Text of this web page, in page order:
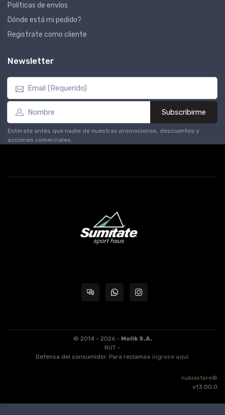
Políticas de envíos
Dónde está mi pedido?
Registrate como cliente
Newsletter
Subscribirme
Enterate antes que nadie de nuestras promociones, descuentos y
acciones comerciales.
© 2014 - 2026 - Molik S.A.
RUT -
Defensa del consumidor. Para reclamos ingrese aquí.
nubixstore®
v13.00.0